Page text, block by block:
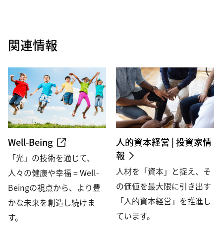
関連情報
Well-Being
「光」の技術を通じて、
人々の健康や幸福 = Well-
Beingの視点から、より豊
かな未来を創造し続けま
す。
人的資本経営 | 投資家情
報
人材を「資本」と捉え、そ
の価値を最大限に引き出す
「人的資本経営」を推進し
ています。